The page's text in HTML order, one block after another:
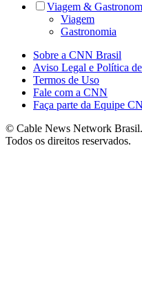
Viagem &
Viagem
Gastronomia
Sobre a CNN Brasil
Aviso Legal e Política
Termos de Uso
Fale com a CNN
Faça parte da Equipe
© Cable News Network
Todos os direitos reservados.